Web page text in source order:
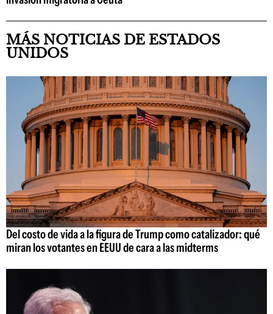
MÁS NOTICIAS DE ESTADOS
UNIDOS
Del costo de vida a la figura de Trump como catalizador: qué
miran los votantes en EEUU de cara a las midterms